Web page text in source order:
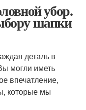
убор.
шапки
деталь в
могли иметь
впечатление,
которые мы